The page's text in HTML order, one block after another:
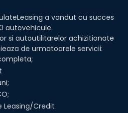
a vandut cu succes
autovehicule.
si autoutilitarelor achizitionate
de urmatoarele servicii:
Leasing/Credit